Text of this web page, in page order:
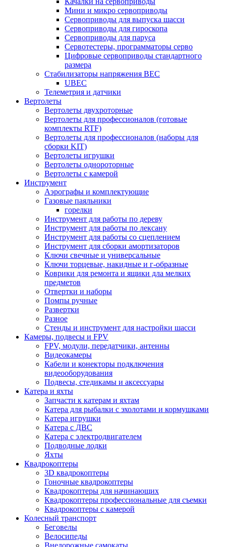
Мини и микро сервоприводы
Сервоприводы для выпуска шасси
Сервоприводы для гироскопа
Сервоприводы для паруса
Сервотестеры, программаторы серво
Цифровые сервоприводы стандартного
размера
Стабилизаторы напряжения BEC
UBEC
Телеметрия и датчики
Вертолеты
Вертолеты двухроторные
Вертолеты для профессионалов (готовые
комплекты RTF)
Вертолеты для профессионалов (наборы для
сборки KIT)
Вертолеты игрушки
Вертолеты однороторные
Вертолеты с камерой
Инструмент
Аэрографы и комплектующие
Газовые паяльники
горелки
Инструмент для работы по дереву
Инструмент для работы по лексану
Инструмент для работы со сцеплением
Инструмент для сборки амортизаторов
Ключи свечные и универсальные
Ключи торцевые, накидные и г-образные
Коврики для ремонта и ящики дла мелких
предметов
Отвертки и наборы
Помпы ручные
Развертки
Разное
Стенды и инструмент для настройки шасси
Камеры, подвесы и FPV
FPV, модули, передатчики, антенны
Видеокамеры
Кабели и конекторы подключения
видеооборудования
Подвесы, стедикамы и аксессуары
Катера и яхты
Запчасти к катерам и яхтам
Катера для рыбалки с эхолотами и кормушками
Катера игрушки
Катера с ДВС
Катера с электродвигателем
Подводные лодки
Яхты
Квадрокоптеры
3D квадрокоптеры
Гоночные квадрокоптеры
Квадрокоптеры для начинающих
Квадрокоптеры профессиональные для съемки
Квадрокоптеры с камерой
Колесный транспорт
Беговелы
Велосипеды
Внедорожные самокаты